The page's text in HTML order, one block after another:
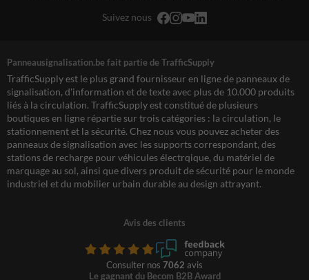
Suivez nous
Panneausignalisation.be fait partie de TrafficSupply
TrafficSupply est le plus grand fournisseur en ligne de panneaux de
signalisation, d'information et de texte avec plus de 10.000 produits
liés à la circulation. TrafficSupply est constitué de plusieurs
boutiques en ligne répartie sur trois catégories : la circulation, le
stationnement et la sécurité. Chez nous vous pouvez acheter des
panneaux de signalisation avec les supports correspondant, des
stations de recharge pour véhicules électrqique, du matériel de
marquage au sol, ainsi que divers produit de sécurité pour le monde
industriel et du mobilier urbain durable au design attrayant.
Avis des clients
Consulter nos 7062 avis
Le gagnant du Becom B2B Award